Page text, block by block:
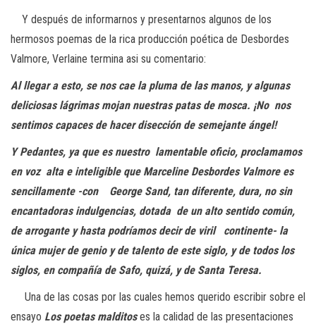
Y después de informarnos y presentarnos algunos de los
hermosos poemas de la rica producción poética de Desbordes
Valmore, Verlaine termina asi su comentario:
Al llegar a esto, se nos cae la pluma de las manos, y algunas
deliciosaslágrimas mojan nuestras patas de mosca. ¡No nos
sentimos capaces de hacer disección de semejante ángel!
Y Pedantes, ya que es nuestro lamentable oficio, proclamamos
en voz alta e inteligible que Marceline Desbordes Valmore es
sencillamente -con George Sand, tan diferente, dura, no sin
encantadoras indulgencias, dotada de un alto sentido común,
de arrogante y hasta podríamos decir de viril continente- la
única mujer de genio y de talento de este siglo, y de todos los
siglos, en compañía de Safo, quizá, y de Santa Teresa.
Una de las cosas por las cuales hemos querido escribir sobre el
ensayo Los poetas malditoses la calidad de las presentaciones